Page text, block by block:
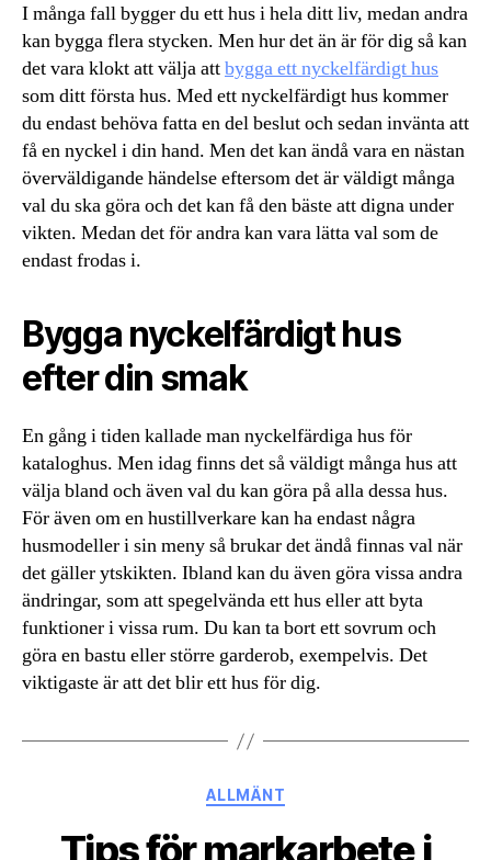
I många fall bygger du ett hus i hela ditt liv, medan andra
kan bygga flera stycken. Men hur det än är för dig så kan
det vara klokt att välja attbygga ett nyckelfärdigt hus
som ditt första hus. Med ett nyckelfärdigt hus kommer
du endast behöva fatta en del beslut och sedan invänta att
få en nyckel i din hand. Men det kan ändå vara en nästan
överväldigande händelse eftersom det är väldigt många
val du ska göra och det kan få den bäste att digna under
vikten. Medan det för andra kan vara lätta val som de
endast frodas i.
Bygga nyckelfärdigt hus
efter din smak
En gång i tiden kallade man nyckelfärdiga hus för
kataloghus. Men idag finns det så väldigt många hus att
välja bland och även val du kan göra på alla dessa hus.
För även om en hustillverkare kan ha endast några
husmodeller i sin meny så brukar det ändå finnas val när
det gäller ytskikten. Ibland kan du även göra vissa andra
ändringar, som att spegelvända ett hus eller att byta
funktioner i vissa rum. Du kan ta bort ett sovrum och
göra en bastu eller större garderob, exempelvis. Det
viktigaste är att det blir ett hus för dig.
Kategorier
ALLMÄNT
Tips för markarbete i